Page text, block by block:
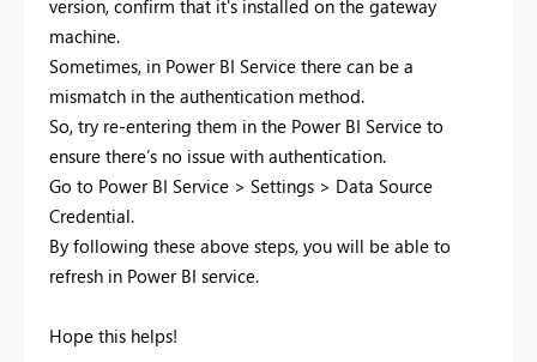
version, confirm that it's installed on the gateway
machine.
Sometimes, in Power BI Service there can be a
mismatch in the authentication method.
So, try re-entering them in the Power BI Service to
ensure there’s no issue with authentication.
Go to Power BI Service > Settings > Data Source
Credential.
By following these above steps, you will be able to
refresh in Power BI service.
Hope this helps!